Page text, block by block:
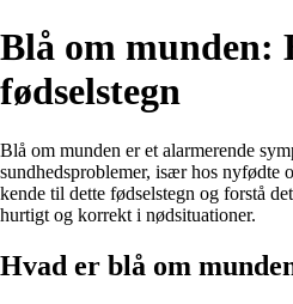
Blå om munden:
fødselstegn
Blå om munden er et alarmerende
sundhedsproblemer, især hos nyfødte
kende til dette fødselstegn og forstå
hurtigt og korrekt i nødsituationer.
Hvad er blå om